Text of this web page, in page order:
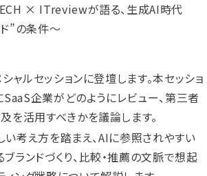
× ITreviewが語る、生成AI時代
”の条件～
ルセッションに登壇します。本セッショ
企業がどのようにレビュー、第三者
を活用すべきかを議論します。
い考え方を踏まえ、AIに参照されやすい
ランドづくり、比較・推薦の文脈で想起